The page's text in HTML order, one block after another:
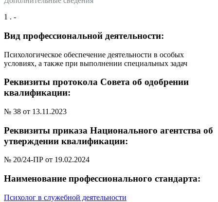
1 . -
Вид профессиональной деятельности:
Психологическое обеспечение деятельности в особых
условиях, а также при выполнении специальных задач
Реквизиты протокола Совета об одобрении
квалификации:
№ 38 от 13.11.2023
Реквизиты приказа Национального агентства об
утверждении квалификации:
№ 20/24-ПР от 19.02.2024
Наименование профессионального стандарта:
Психолог в служебной деятельности